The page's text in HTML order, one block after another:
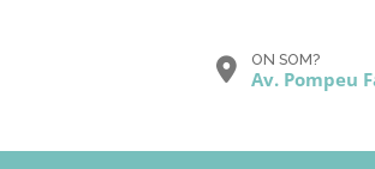
ON SOM?
Av. Pompeu